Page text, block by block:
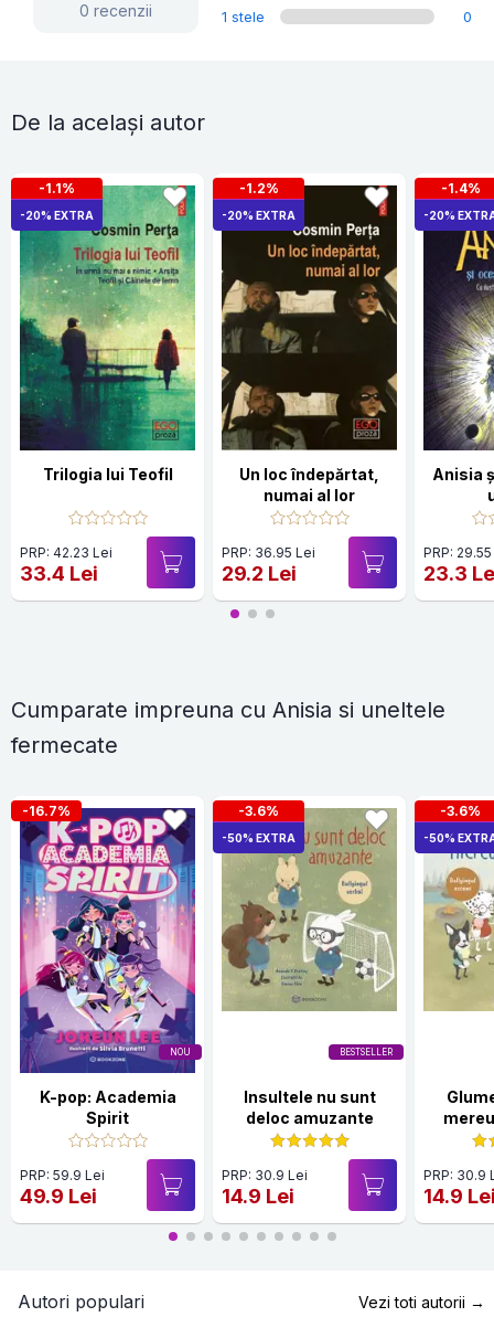
0 recenzii
1 stele
0
De la același autor
-1.1%
-20% EXTRA
Trilogia lui Teofil
PRP: 42.23 Lei
33.4 Lei
-1.2%
-20% EXTRA
Un loc îndepărtat,
numai al lor
PRP: 36.95 Lei
29.2 Lei
-1.4%
-20%
Anisia
PRP:
23.3
Cumparate impreuna cu Anisia si uneltele
fermecate
NOU
-16.7%
K-pop: Academia
Spirit
PRP: 59.9 Lei
49.9 Lei
BESTSELLER
-3.6%
-50% EXTRA
Insultele nu sunt
deloc amuzante
PRP: 30.9 Lei
14.9 Lei
-3.6%
-50%
PRP: 30.9
14.9
Autori populari Vezi toti autorii →